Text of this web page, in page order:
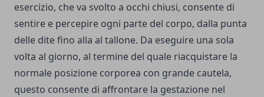
esercizio, che va svolto a occhi chiusi, consente di
sentire e percepire ogni parte del corpo, dalla punta
delle dite fino alla al tallone. Da eseguire una sola
volta al giorno, al termine del quale riacquistare la
normale posizione corporea con grande cautela,
questo consente di affrontare la gestazione nel